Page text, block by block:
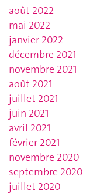
août 2022
mai 2022
janvier 2022
décembre 2021
novembre 2021
août 2021
juillet 2021
juin 2021
avril 2021
février 2021
novembre 2020
septembre 2020
juillet 2020